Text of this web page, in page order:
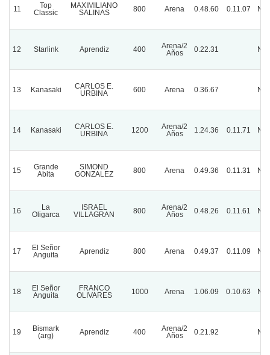
11
Top
Classic
MAXIMILIANO
SALINAS
800 Arena 0.48.60 0.11.07
12 Starlink Aprendiz 400
Arena/2
Años
0.22.31
13 Kanasaki
CARLOS E.
URBINA
600 Arena 0.36.67
14 Kanasaki
CARLOS E.
URBINA
1200
Arena/2
Años
1.24.36 0.11.71
15
Grande
Abita
SIMOND
GONZALEZ
800 Arena 0.49.36 0.11.31
16
La
Oligarca
ISRAEL
VILLAGRAN
800
Arena/2
Años
0.48.26 0.11.61
17
El Señor
Anguita
Aprendiz 800 Arena 0.49.37 0.11.09
18
El Señor
Anguita
FRANCO
OLIVARES
1000 Arena 1.06.09 0.10.63
19
Bismark
(arg)
Aprendiz 400
Arena/2
Años
0.21.92